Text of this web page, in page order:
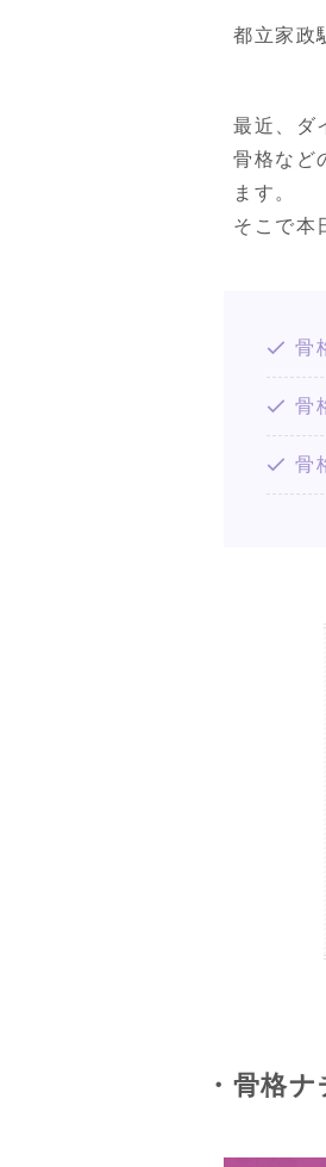
都立家政
最近、ダ
骨格など
ます。
そこで本
骨
骨
骨
・骨格